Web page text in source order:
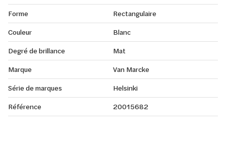
Forme
Rectangulaire
Couleur
Blanc
Degré de brillance
Mat
Marque
Van Marcke
Série de marques
Helsinki
Référence
20015682